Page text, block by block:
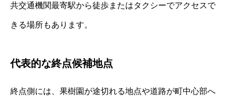
共交通機関最寄駅から徒歩またはタクシーでアクセスで
きる場所もあります。
代表的な終点候補地点
終点側には、果樹園が途切れる地点や道路が町中心部へ